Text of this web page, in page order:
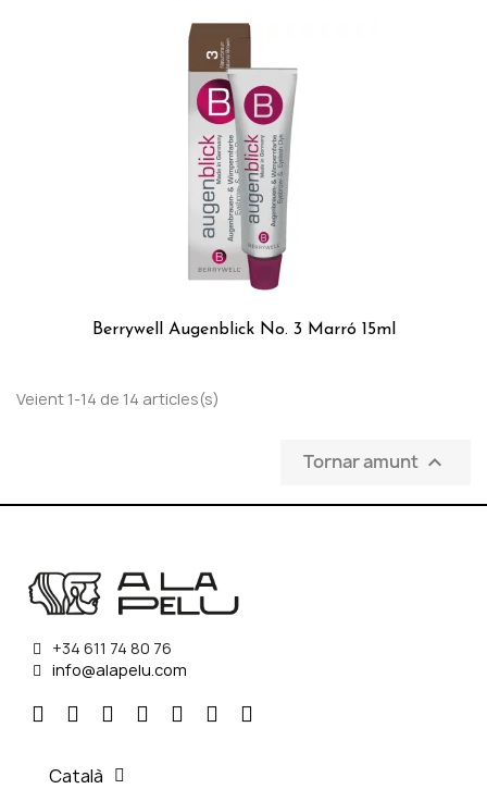
Berrywell Augenblick No. 3 Marró 15ml
Veient 1-14 de 14 articles(s)
Tornar amunt 
+34 611 74 80 76
info@alapelu.com
Català